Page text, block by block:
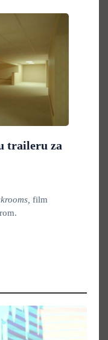
traileru za
film